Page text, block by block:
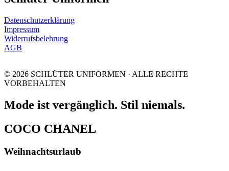
Datenschutzerklärung
Impressum
Widerrufsbelehrung
AGB
© 2026 SCHLÜTER UNIFORMEN · ALLE RECHTE
VORBEHALTEN
Mode ist vergänglich. Stil niemals.
COCO CHANEL
Weihnachtsurlaub